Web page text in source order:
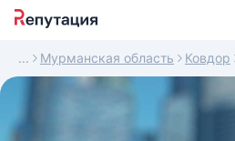
Мурманская область Ковдор